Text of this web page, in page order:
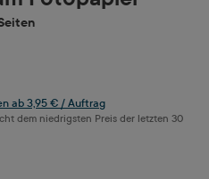
ab 3,95 € / Auftrag
dem niedrigsten Preis der letzten 30